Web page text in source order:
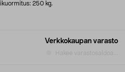
Verkkokaupan varasto
250 kg.